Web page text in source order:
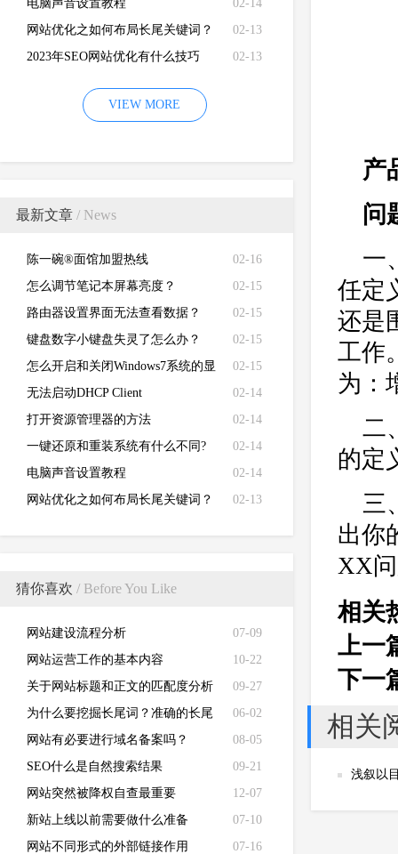
02-14
电脑声音设置教程
02-13
网站优化之如何布局长尾关键词？
02-13
2023年SEO网站优化有什么技巧
VIEW MORE
最新文章 / News
02-16
陈一碗®面馆加盟热线
02-15
怎么调节笔记本屏幕亮度？
02-15
路由器设置界面无法查看数据？
02-15
键盘数字小键盘失灵了怎么办？
02-15
怎么开启和关闭Windows7系统的显
卡硬件加速功能
02-14
无法启动DHCP Client
02-14
打开资源管理器的方法
02-14
一键还原和重装系统有什么不同?
02-14
电脑声音设置教程
02-13
网站优化之如何布局长尾关键词？
猜你喜欢 / Before You Like
07-09
网站建设流程分析
10-22
网站运营工作的基本内容
09-27
关于网站标题和正文的匹配度分析
06-02
为什么要挖掘长尾词？准确的长尾
词可给网站带来目标客户？
08-05
网站有必要进行域名备案吗？
09-21
SEO什么是自然搜索结果
12-07
网站突然被降权自查最重要
07-10
新站上线以前需要做什么准备
07-16
网站不同形式的外部链接作用
产
问
一
任定
还是
工作
为：
二
的定
三
出你
XX
相关
上一
下一
相关
浅叙以